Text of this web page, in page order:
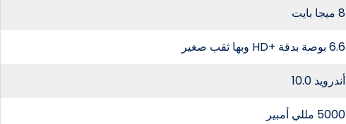
8 ميجا بايت
6.6 بوصة بدقة +HD وبها ثقب صغير
أندرويد 10.0
5000 مللي أمبير